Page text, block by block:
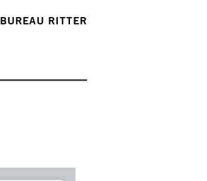
BUREAU RITTER